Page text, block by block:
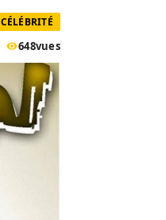
CÉLÉBRITÉ
648vues